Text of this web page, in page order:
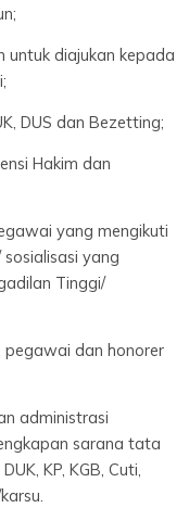
untuk diajukan kepada
DUS dan Bezetting;
Hakim dan
yang mengikuti
yang
Tinggi/
pegawai dan honorer
administrasi
sarana tata
KP, KGB, Cuti,